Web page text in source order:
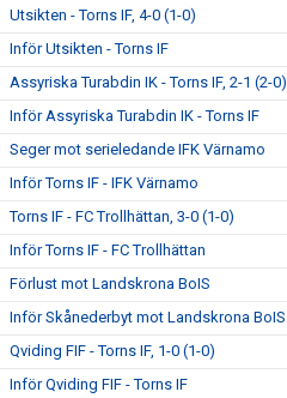
Utsikten - Torns IF, 4-0 (1-0)
Inför Utsikten - Torns IF
Assyriska Turabdin IK - Torns IF, 2-1 (2-0)
Inför Assyriska Turabdin IK - Torns IF
Seger mot serieledande IFK Värnamo
Inför Torns IF - IFK Värnamo
Torns IF - FC Trollhättan, 3-0 (1-0)
Inför Torns IF - FC Trollhättan
Förlust mot Landskrona BoIS
Inför Skånederbyt mot Landskrona BoIS
Qviding FIF - Torns IF, 1-0 (1-0)
Inför Qviding FIF - Torns IF